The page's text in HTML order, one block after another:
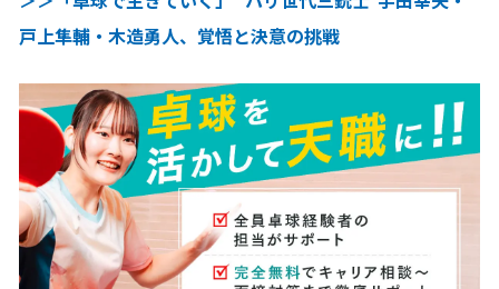
戸上隼輔・木造勇人、覚悟と決意の挑戦